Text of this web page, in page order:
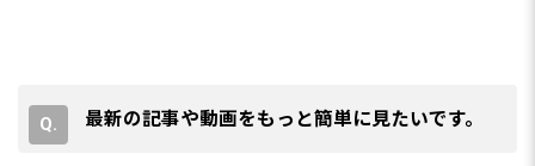
最新の記事や動画をもっと簡単に見たいです。